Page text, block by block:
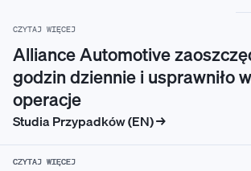
CZYTAJ WIĘCEJ
Alliance Automotive
godzin dziennie i usprawniło
operacje
Studia Przypadków (EN) →
CZYTAJ WIĘCEJ
CZYTAJ WIĘCEJ